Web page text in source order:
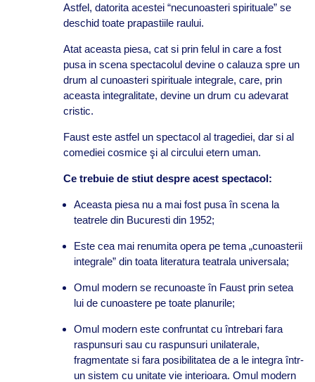
Astfel, datorita acestei “necunoasteri spirituale” se
deschid toate prapastiile raului.
Atat aceasta piesa, cat si prin felul in care a fost
pusa in scena spectacolul devine o calauza spre un
drum al cunoasteri spirituale integrale, care, prin
aceasta integralitate, devine un drum cu adevarat
cristic.
Faust este astfel un spectacol al tragediei, dar si al
comediei cosmice şi al circului etern uman.
Ce trebuie de stiut despre acest spectacol:
Aceasta piesa nu a mai fost pusa în scena la
teatrele din Bucuresti din 1952;
Este cea mai renumita opera pe tema „cunoasterii
integrale” din toata literatura teatrala universala;
Omul modern se recunoaste în Faust prin setea
lui de cunoastere pe toate planurile;
Omul modern este confruntat cu întrebari fara
raspunsuri sau cu raspunsuri unilaterale,
fragmentate si fara posibilitatea de a le integra într-
un sistem cu unitate vie interioara. Omul modern